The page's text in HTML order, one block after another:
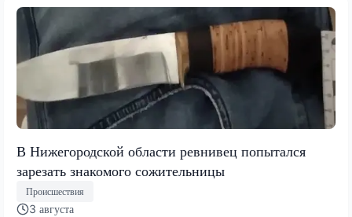
В Нижегородской области ревнивец попытался
зарезать знакомого сожительницы
Происшествия
3 августа